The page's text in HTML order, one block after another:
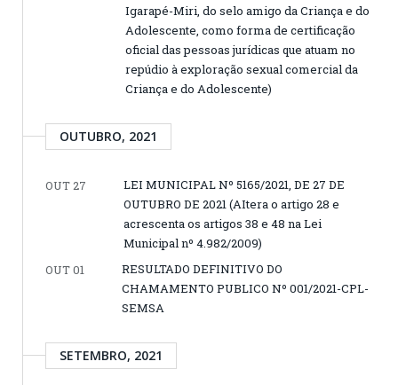
Igarapé-Miri, do selo amigo da Criança e do
Adolescente, como forma de certificação
oficial das pessoas jurídicas que atuam no
repúdio à exploração sexual comercial da
Criança e do Adolescente)
OUTUBRO, 2021
OUT 27
LEI MUNICIPAL Nº 5165/2021, DE 27 DE
OUTUBRO DE 2021 (AItera o artigo 28 e
acrescenta os artigos 38 e 48 na Lei
Municipal nº 4.982/2009)
OUT 01
RESULTADO DEFINITIVO DO
CHAMAMENTO PUBLICO Nº 001/2021-CPL-
SEMSA
SETEMBRO, 2021